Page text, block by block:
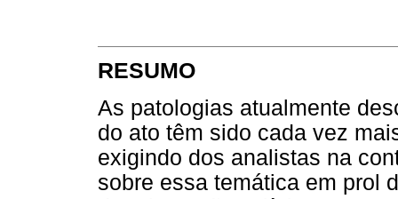
RESUMO
As patologias atualmente
do ato têm sido cada vez
exigindo dos analistas na
sobre essa temática em prol